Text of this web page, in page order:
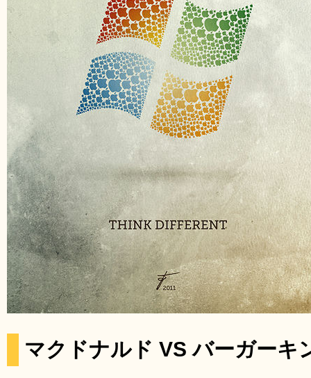
マクドナルド VS バーガーキ